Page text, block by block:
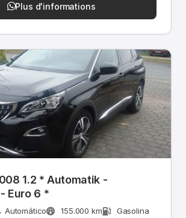
Plus d'informations
1.2 * Automatik -
Euro 6 *
Automático 155.000 km
Gasolina